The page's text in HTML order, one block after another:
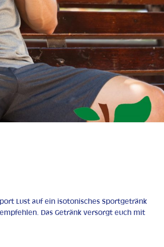
Lust auf ein isotonisches Sportgetränk
Das Getränk versorgt euch mit